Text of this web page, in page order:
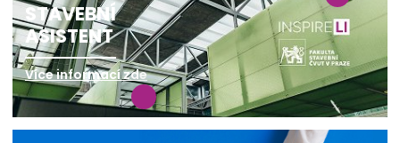
STAVEBNÍ
ASISTENT
Více informací zde